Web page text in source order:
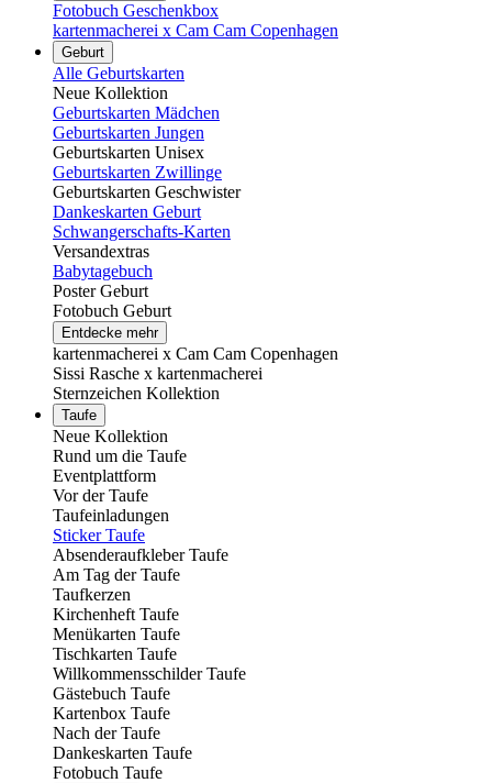
Fotobuch Geschenkbox
kartenmacherei x Cam Cam Copenhagen
Geburt
Alle Geburtskarten
Neue Kollektion
Geburtskarten Mädchen
Geburtskarten Jungen
Geburtskarten Unisex
Geburtskarten Zwillinge
Geburtskarten Geschwister
Dankeskarten Geburt
Schwangerschafts-Karten
Versandextras
Babytagebuch
Poster Geburt
Fotobuch Geburt
Entdecke mehr
kartenmacherei x Cam Cam Copenhagen
Sissi Rasche x kartenmacherei
Sternzeichen Kollektion
Taufe
Neue Kollektion
Rund um die Taufe
Eventplattform
Vor der Taufe
Taufeinladungen
Sticker Taufe
Absenderaufkleber Taufe
Am Tag der Taufe
Taufkerzen
Kirchenheft Taufe
Menükarten Taufe
Tischkarten Taufe
Willkommensschilder Taufe
Gästebuch Taufe
Kartenbox Taufe
Nach der Taufe
Dankeskarten Taufe
Fotobuch Taufe